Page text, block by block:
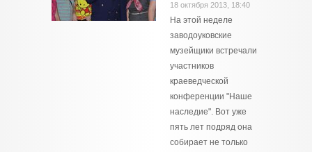
18 октября 2013, 18:40
На этой неделе
заводоуковские
музейщики встречали
участников
краеведческой
конференции "Наше
наследие". Вот уже
пять лет подряд она
собирает не только